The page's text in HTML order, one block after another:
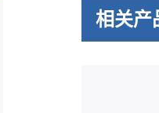
相关产